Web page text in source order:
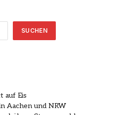
SUCHEN
auf Eis
Aachen und NRW